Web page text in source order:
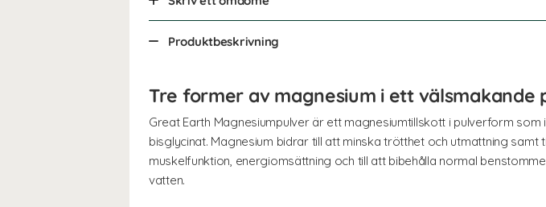
Produktbeskrivning
Tre former av magnesium i ett välsmakande
Great Earth Magnesiumpulver är ett magnesiumtillskott i pulverform
bisglycinat. Magnesium bidrar till att minska trötthet och utmattning
muskelfunktion, energiomsättning och till att bibehålla normal
vatten.